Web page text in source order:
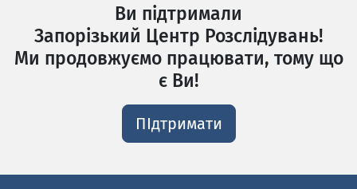
Ви підтримали
Запорізький Центр Розслідувань!
Ми продовжуємо працювати, тому що
є Ви!
ПІдтримати